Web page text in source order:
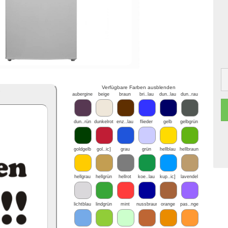
Verfügbare Farben ausblenden
aubergine beige braun bri..lau dun..lau dun..rau
dun..rün dunkelrot enz..lau flieder gelb gelbgrün
goldgelb gol..ic] grau grün hellblau hellbraun
hellgrau hellgrün hellrot koe..lau kup..ic] lavendel
lichtblau lindgrün mint nussbraun orange pas..nge